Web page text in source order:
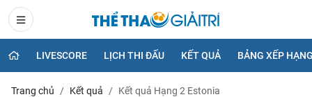
LIVESCORE LỊCH THI ĐẤU KẾT QUẢ BẢNG XẾP
Trang chủ Kết quả Kết quả Hạng 2 Estonia